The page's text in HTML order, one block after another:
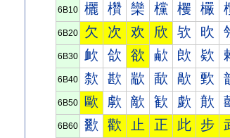
6B10 欐 欑 欒 欓 欔 欕
6B20 欠 次 欢 欣 欤 欥
6B30 欰 欱 欲 欳 欴 欵
6B40 歀 歁 歂 歃 歄 歅
6B50 歐 歑 歒 歓 歔 歕
6B60 歠 歡 止 正 此 步